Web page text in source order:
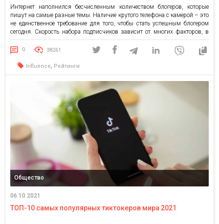
Интернет наполнился бесчисленным количеством блогеров, которые
пишут на самые разные темы. Наличие крутого телефона с камерой – это
не единственное требование для того, чтобы стать успешным блогером
сегодня. Скорость набора подписчиков зависит от многих факторов, в
том числе от качества контента и его уникальности. Среди самых
популярных украинских блогеров – не только красивые девушки,
модели, […]
0 38261
Influence, Рейтинги
Общество
06.10.2021
ТОП-10 самых популярных тиктокеров мира 2021